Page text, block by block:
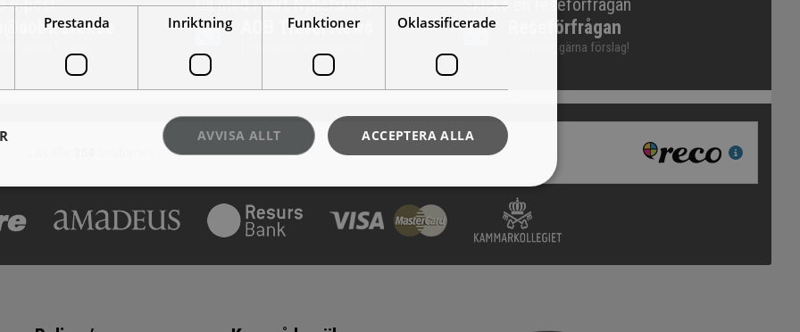
e-post
gärna förslag!
Gå med i vårt Nyhetsbrev
AOB Travel News
Skicka en reseförfrågan
Reseförfrågan
Vi skickar gärna förslag!
Prestanda Inriktning Funktioner Oklassificerade
ACCEPTERA ALLA
AVVISA ALLT